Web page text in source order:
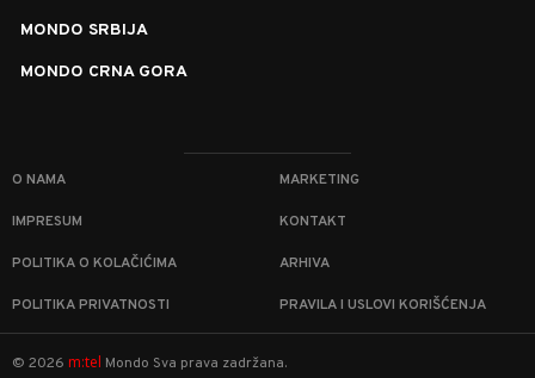
MONDO SRBIJA
MONDO CRNA GORA
O NAMA MARKETING
IMPRESUM KONTAKT
POLITIKA O KOLAČIĆIMA ARHIVA
POLITIKA PRIVATNOSTI PRAVILA I USLOVI KORIŠĆENJA
© 2026 m:tel Mondo Sva prava zadržana.